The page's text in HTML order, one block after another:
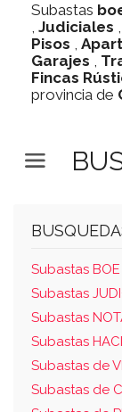
Subastas
, Judiciales ,
Pisos ,
Garajes ,
Fincas
provincia de
Subastas
Subastas
Subastas
Subastas
Subastas de
Subastas de